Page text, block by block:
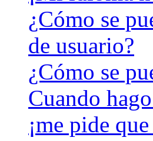
¿Cómo se
de usuario?
¿Cómo se
Cuando
¡me pide